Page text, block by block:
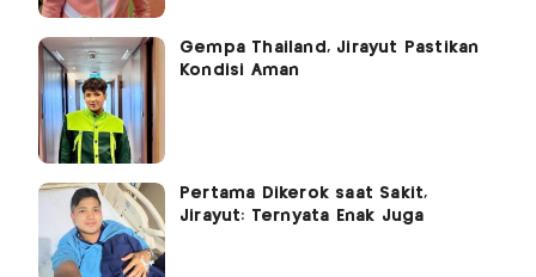
Gempa Thailand, Jirayut Pastikan
Kondisi Aman
Pertama Dikerok saat Sakit,
Jirayut: Ternyata Enak Juga